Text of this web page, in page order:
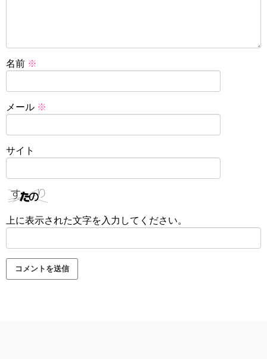
名前 ※
メール ※
サイト
上に表示された文字を入力してください。